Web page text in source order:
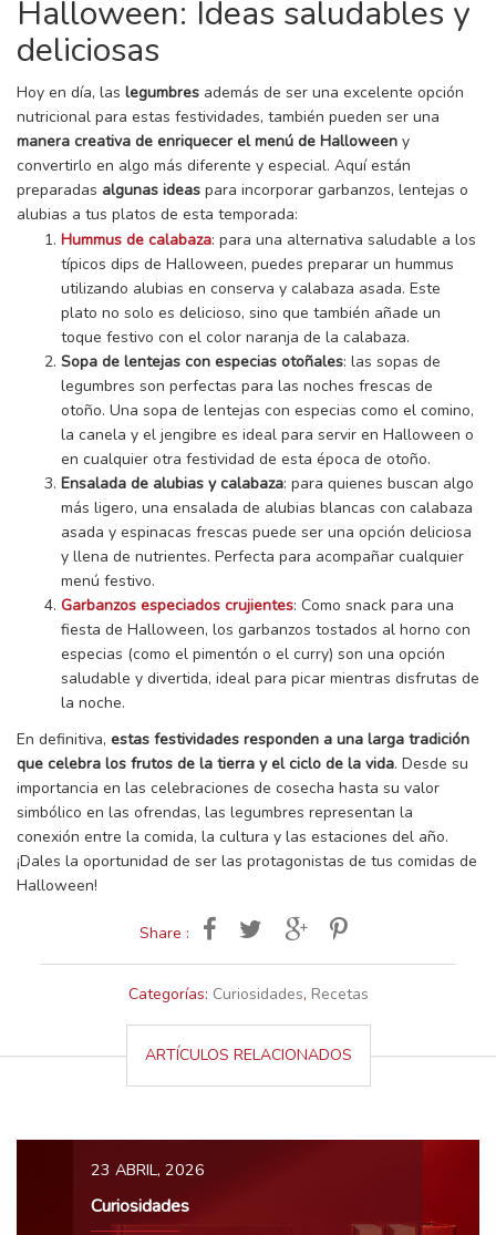
Halloween: Ideas saludables y
deliciosas
Hoy en día, las legumbres además de ser una excelente opción
nutricional para estas festividades, también pueden ser una
manera creativa de enriquecer el menú de Halloween y
convertirlo en algo más diferente y especial. Aquí están
preparadas algunas ideas para incorporar garbanzos, lentejas o
alubias a tus platos de esta temporada:
Hummus de calabaza: para una alternativa saludable a los
típicos dips de Halloween, puedes preparar un hummus
utilizando alubias en conserva y calabaza asada. Este
plato no solo es delicioso, sino que también añade un
toque festivo con el color naranja de la calabaza.
Sopa de lentejas con especias otoñales: las sopas de
legumbres son perfectas para las noches frescas de
otoño. Una sopa de lentejas con especias como el comino,
la canela y el jengibre es ideal para servir en Halloween o
en cualquier otra festividad de esta época de otoño.
Ensalada de alubias y calabaza: para quienes buscan algo
más ligero, una ensalada de alubias blancas con calabaza
asada y espinacas frescas puede ser una opción deliciosa
y llena de nutrientes. Perfecta para acompañar cualquier
menú festivo.
Garbanzos especiados crujientes: Como snack para una
fiesta de Halloween, los garbanzos tostados al horno con
especias (como el pimentón o el curry) son una opción
saludable y divertida, ideal para picar mientras disfrutas de
la noche.
En definitiva, estas festividades responden a una larga tradición
que celebra los frutos de la tierra y el ciclo de la vida. Desde su
importancia en las celebraciones de cosecha hasta su valor
simbólico en las ofrendas, las legumbres representan la
conexión entre la comida, la cultura y las estaciones del año.
¡Dales la oportunidad de ser las protagonistas de tus comidas de
Halloween!
Share :
Categorías: Curiosidades, Recetas
ARTÍCULOS RELACIONADOS
23 ABRIL, 2026
Curiosidades